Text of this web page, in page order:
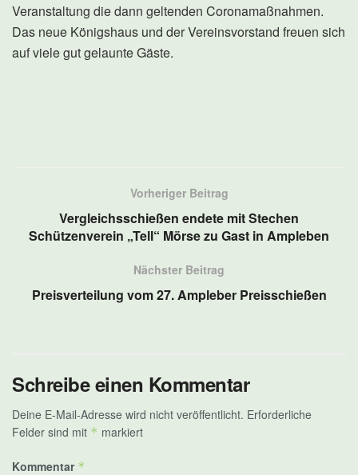
Veranstaltung die dann geltenden Coronamaßnahmen.
Das neue Königshaus und der Vereinsvorstand freuen sich
auf viele gut gelaunte Gäste.
Vorheriger Beitrag
Vergleichsschießen endete mit Stechen
Schützenverein „Tell“ Mörse zu Gast in Ampleben
Nächster Beitrag
Preisverteilung vom 27. Ampleber Preisschießen
Schreibe einen Kommentar
Deine E-Mail-Adresse wird nicht veröffentlicht. Erforderliche
Felder sind mit * markiert
Kommentar *